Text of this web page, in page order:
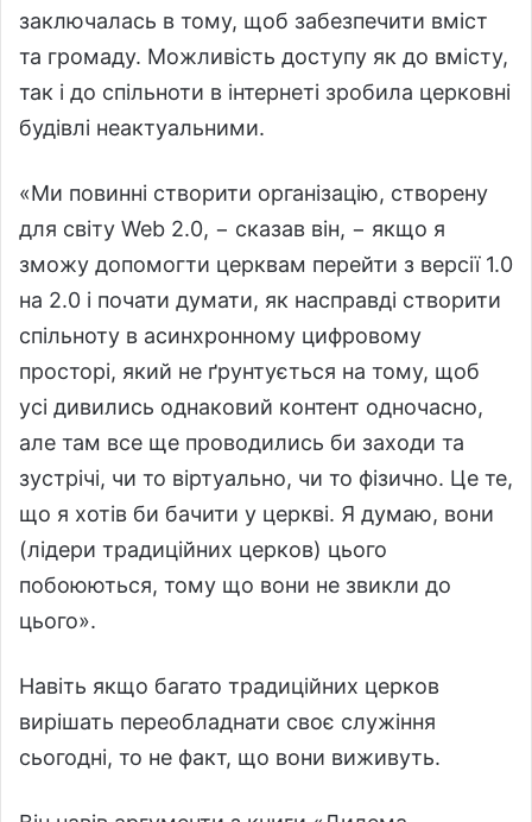
заключалась в тому, щоб забезпечити вміст
та громаду. Можливість доступу як до вмісту,
так і до спільноти в інтернеті зробила церковні
будівлі неактуальними.
«Ми повинні створити організацію, створену
для світу Web 2.0, − сказав він, − якщо я
зможу допомогти церквам перейти з версії 1.0
на 2.0 і почати думати, як насправді створити
спільноту в асинхронному цифровому
просторі, який не ґрунтується на тому, щоб
усі дивились однаковий контент одночасно,
але там все ще проводились би заходи та
зустрічі, чи то віртуально, чи то фізично. Це те,
що я хотів би бачити у церкві. Я думаю, вони
(лідери традиційних церков) цього
побоюються, тому що вони не звикли до
цього».
Навіть якщо багато традиційних церков
вирішать переобладнати своє служіння
сьогодні, то не факт, що вони виживуть.